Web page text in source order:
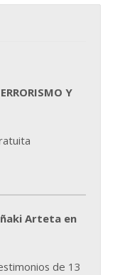
Y
Arteta en
de 13